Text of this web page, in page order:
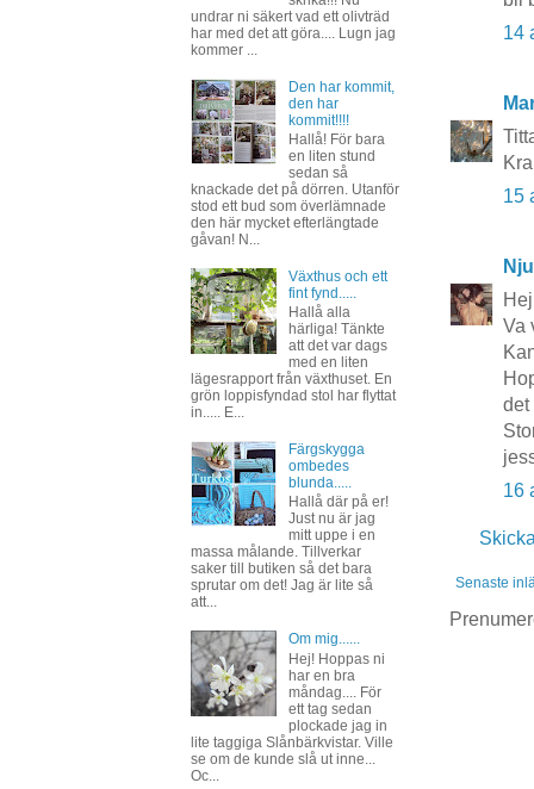
14
15
Va
det
16
Senaste
undrar ni säkert vad ett olivträd
har med det att göra.... Lugn jag
kommer ...
Den har kommit,
den har
kommit!!!!
Hallå! För bara
en liten stund
sedan så
knackade det på dörren. Utanför
stod ett bud som överlämnade
den här mycket efterlängtade
gåvan! N...
Växthus och ett
fint fynd.....
Hallå alla
härliga! Tänkte
att det var dags
med en liten
lägesrapport från växthuset. En
grön loppisfyndad stol har flyttat
in..... E...
Färgskygga
ombedes
blunda.....
Hallå där på er!
Just nu är jag
mitt uppe i en
massa målande. Tillverkar
saker till butiken så det bara
sprutar om det! Jag är lite så
att...
Om mig......
Hej! Hoppas ni
har en bra
måndag.... För
ett tag sedan
plockade jag in
lite taggiga Slånbärkvistar. Ville
se om de kunde slå ut inne...
Oc...